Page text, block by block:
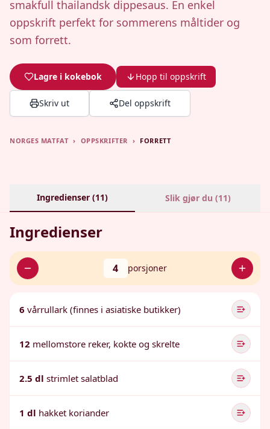
smakfull thailandsk dippesaus. En enkel
oppskrift perfekt for sommerens måltider og
som forrett.
Lagre i kokebok Hopp til oppskrift
Skriv ut Del oppskrift
NORGES MATFAT › OPPSKRIFTER › FORRETT
Ingredienser (11) Slik gjør du (11)
Ingredienser
4 porsjoner
6 vårrullark (finnes i asiatiske butikker)
12 mellomstore reker, kokte og skrelte
2.5 dl strimlet salatblad
1 dl hakket koriander